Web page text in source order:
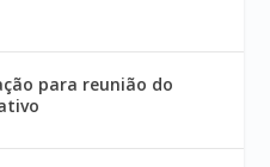
para reunião do